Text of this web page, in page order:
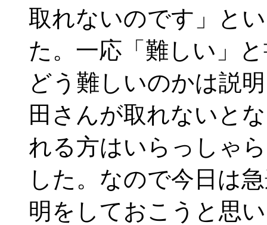
取れないのです」と
た。一応「難しい」
どう難しいのかは説
田さんが取れないと
れる方はいらっしゃ
した。なので今日は
明をしておこうと思